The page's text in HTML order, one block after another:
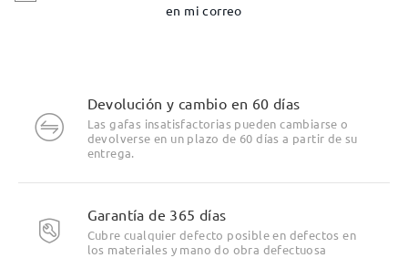
en mi correo
Devolución y cambio en 60 días
Las gafas insatisfactorias pueden cambiarse o
devolverse en un plazo de 60 días a partir de su
entrega.
Garantía de 365 días
Cubre cualquier defecto posible en defectos en
los materiales y mano do obra defectuosa